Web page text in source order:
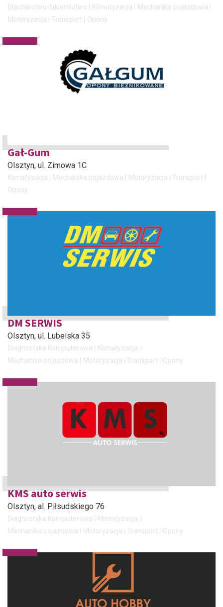
Blacharstwo-lakiernictwo Klimatyzacja
Mechanika pojazdowa
Motoryzacja i Transport
Opony
Gał-Gum
Olsztyn, ul. Zimowa 1C
Klimatyzacja Mechanika pojazdowa
Motoryzacja i Transport
Opony
DM SERWIS
Olsztyn, ul. Lubelska 35
Diagnostyka Komputerowa
Klimatyzacja
Mechanika pojazdowa
Motoryzacja i Transport Opony
KMS auto serwis
Olsztyn, al. Piłsudskiego 76
Diagnostyka Komputerowa
Klimatyzacja
Mechanika pojazdowa
Motoryzacja i Transport Opony